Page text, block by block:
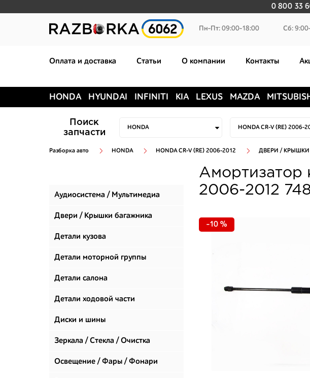
0 800 33
Пн-Пт: 09:00-18:00 Сб:
Оплата и доставка Статьи О компании Контакты
HONDA HYUNDAI INFINITI KIA LEXUS MAZDA
Поиск
запчасти
Разборка авто HONDA HONDA CR-V (RE) 2006-2012 ДВЕРИ / КРЫШКИ
Аудиосистема / Мультимедиа
Двери / Крышки багажника
Детали кузова
Детали моторной группы
Детали салона
Детали ходовой части
Диски и шины
Зеркала / Стекла / Очистка
стекол
Освещение / Фары / Фонари
Амортизатор
2006-2012
-10 %